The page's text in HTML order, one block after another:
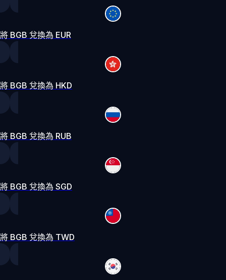
將 BGB 兌換為 EUR
將 BGB 兌換為 HKD
將 BGB 兌換為 RUB
將 BGB 兌換為 SGD
將 BGB 兌換為 TWD